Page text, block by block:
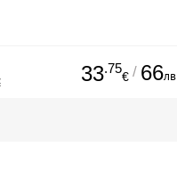
33.75
€ / 66лв.